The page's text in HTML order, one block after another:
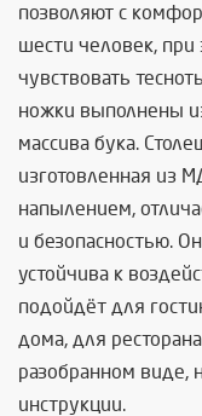
позволяют с
шести человек, при
чувствовать
ножки выполнены
массива бука.
изготовленная из
напылением,
и безопасностью.
устойчива к
подойдёт для
дома, для
разобранном виде,
инструкции.